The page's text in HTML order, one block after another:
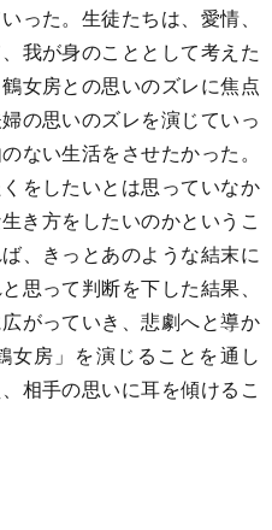
った。生徒たちは、愛情、
我が身のこととして考えた
女房との思いのズレに焦点
の思いのズレを演じていっ
ない生活をさせたかった。
をしたいとは思っていなか
き方をしたいのかというこ
、きっとあのような結末に
思って判断を下した結果、
がっていき、悲劇へと導か
女房」を演じることを通し
相手の思いに耳を傾けるこ